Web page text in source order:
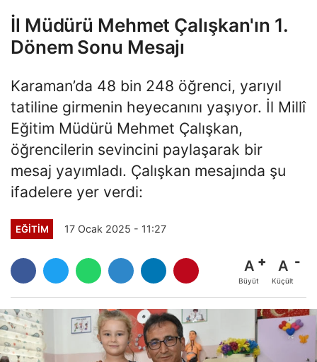
İl Müdürü Mehmet Çalışkan'ın 1.
Dönem Sonu Mesajı
Karaman’da 48 bin 248 öğrenci, yarıyıl
tatiline girmenin heyecanını yaşıyor. İl Millî
Eğitim Müdürü Mehmet Çalışkan,
öğrencilerin sevincini paylaşarak bir
mesaj yayımladı. Çalışkan mesajında şu
ifadelere yer verdi:
EĞITIM 17 Ocak 2025 - 11:27
A
Büyüt
A
Küçült